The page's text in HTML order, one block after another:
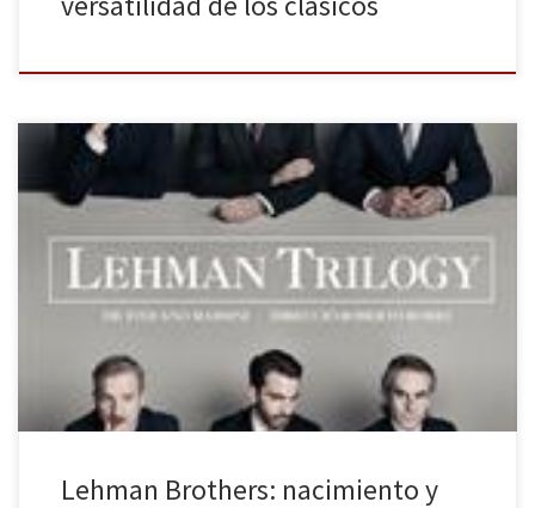
Al dramaturgo italiano y actual director del Piccolo Teatro de Milán
Stefano Massini le conocimos en Barcelona a principios de esta
temporada, de la mano de Lluís Pasqual, con el soberbio
monólogo Dona no reeducable (Donna non rieducabile),
interpretado en la producción del Teatre Lliure por una gran
Lehman Brothers: nacimiento y